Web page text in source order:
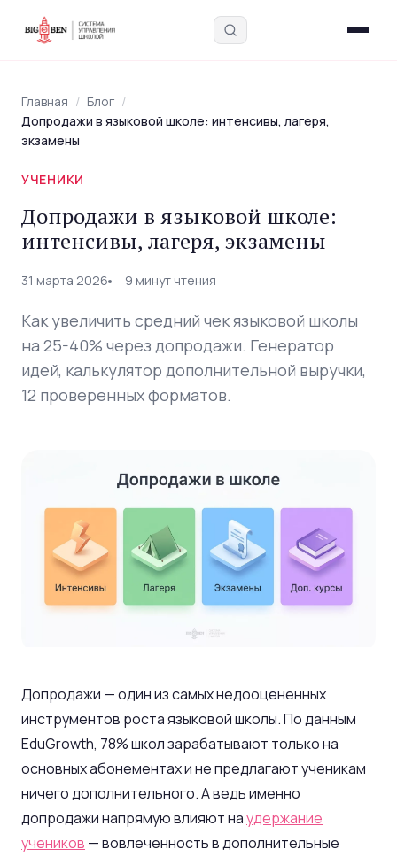
академии и инструментах
Главная / Блог /
Допродажи в языковой школе: интенсивы, лагеря,
экзамены
УЧЕНИКИ
Допродажи в языковой школе:
интенсивы, лагеря, экзамены
31 марта 2026 9 минут чтения
Как увеличить средний чек языковой школы
на 25-40% через допродажи. Генератор
идей, калькулятор дополнительной выручки,
12 проверенных форматов.
Допродажи — один из самых недооцененных
инструментов роста языковой школы. По данным
EduGrowth, 78% школ зарабатывают только на
основных абонементах и не предлагают ученикам
ничего дополнительного. А ведь именно
допродажи напрямую влияют наудержание
учеников — вовлеченность в дополнительные